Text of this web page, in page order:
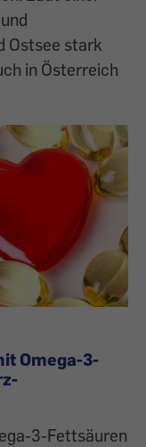
Ostsee stark
in Österreich
Omega-3-
3-Fettsäuren